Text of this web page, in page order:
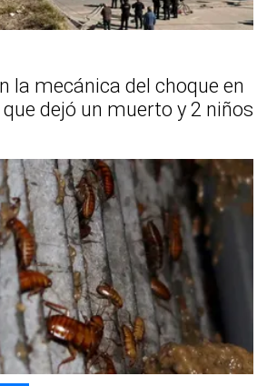
la mecánica del choque en
dejó un muerto y 2 niños